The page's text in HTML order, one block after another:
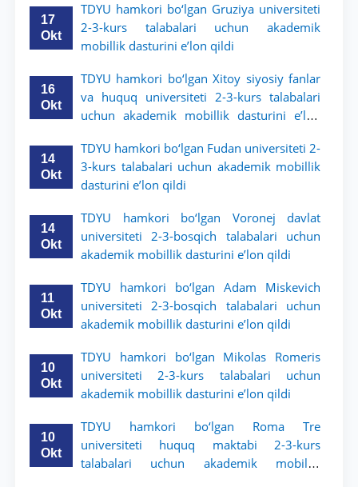
17
Okt
TDYU hamkori bo‘lgan Gruziya universiteti
2-3-kurs talabalari uchun akademik
mobillik dasturini e’lon qildi
16
Okt
TDYU hamkori bo‘lgan Xitoy siyosiy fanlar
va huquq universiteti 2-3-kurs talabalari
uchun akademik mobillik dasturini e’lon
14
Okt
TDYU hamkori bo‘lgan Fudan universiteti 2-
3-kurs talabalari uchun akademik mobillik
dasturini e’lon qildi
14
Okt
TDYU hamkori bo‘lgan Voronej davlat
universiteti 2-3-bosqich talabalari uchun
akademik mobillik dasturini e’lon qildi
11
Okt
TDYU hamkori bo‘lgan Adam Miskevich
universiteti 2-3-bosqich talabalari uchun
akademik mobillik dasturini e’lon qildi
10
Okt
TDYU hamkori bo‘lgan Mikolas Romeris
universiteti 2-3-kurs talabalari uchun
akademik mobillik dasturini e’lon qildi
10
Okt
TDYU hamkori bo‘lgan Roma Tre
universiteti huquq maktabi 2-3-kurs
talabalari uchun akademik mobillik